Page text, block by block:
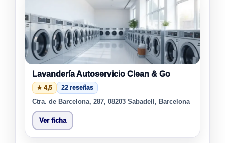
Lavandería Autoservicio Clean & Go
★ 4,5 22 reseñas
Ctra. de Barcelona, 287, 08203 Sabadell, Barcelona
Ver ficha